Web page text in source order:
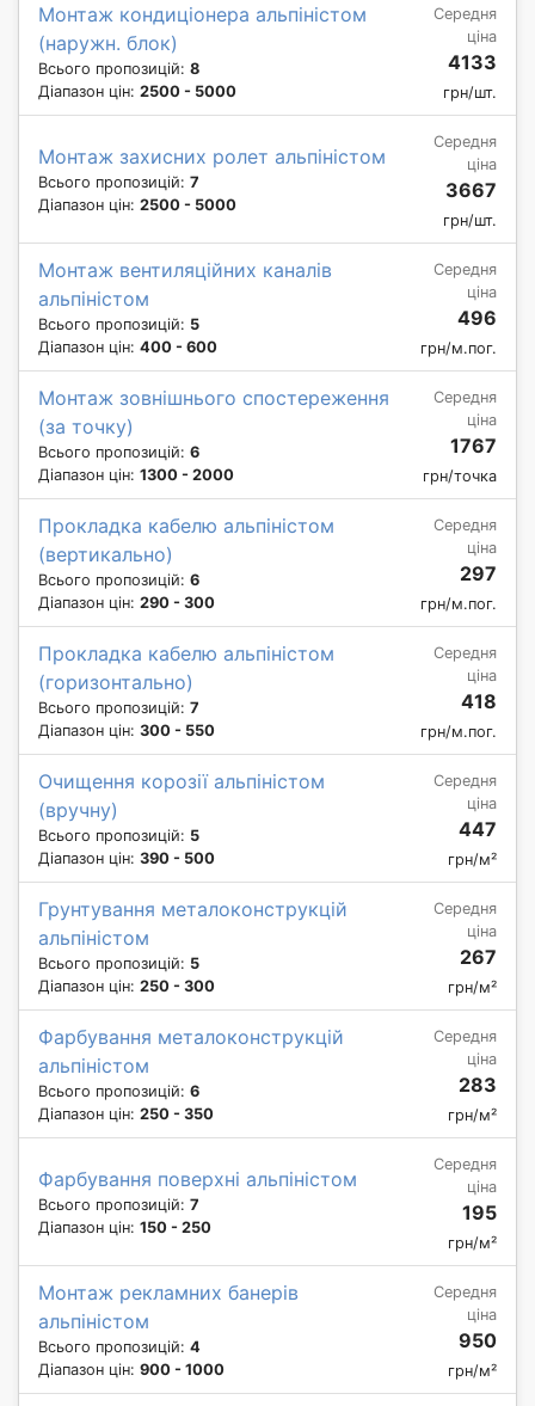
Монтаж кондиціонера альпіністом
(наружн. блок)
Всього пропозицій: 8
Діапазон цін: 2500 - 5000
Середня
ціна
4133
грн/шт.
Монтаж захисних ролет альпіністом
Всього пропозицій: 7
Діапазон цін: 2500 - 5000
Середня
ціна
3667
грн/шт.
Монтаж вентиляційних каналів
альпіністом
Всього пропозицій: 5
Діапазон цін: 400 - 600
Середня
ціна
496
грн/м.пог.
Монтаж зовнішнього спостереження
(за точку)
Всього пропозицій: 6
Діапазон цін: 1300 - 2000
Середня
ціна
1767
грн/точка
Прокладка кабелю альпіністом
(вертикально)
Всього пропозицій: 6
Діапазон цін: 290 - 300
Середня
ціна
297
грн/м.пог.
Прокладка кабелю альпіністом
(горизонтально)
Всього пропозицій: 7
Діапазон цін: 300 - 550
Середня
ціна
418
грн/м.пог.
Очищення корозії альпіністом
(вручну)
Всього пропозицій: 5
Діапазон цін: 390 - 500
Середня
ціна
447
грн/м²
Грунтування металоконструкцій
альпіністом
Всього пропозицій: 5
Діапазон цін: 250 - 300
Середня
ціна
267
грн/м²
Фарбування металоконструкцій
альпіністом
Всього пропозицій: 6
Діапазон цін: 250 - 350
Середня
ціна
283
грн/м²
Фарбування поверхні альпіністом
Всього пропозицій: 7
Діапазон цін: 150 - 250
Середня
ціна
195
грн/м²
Монтаж рекламних банерів
альпіністом
Всього пропозицій: 4
Діапазон цін: 900 - 1000
Середня
ціна
950
грн/м²